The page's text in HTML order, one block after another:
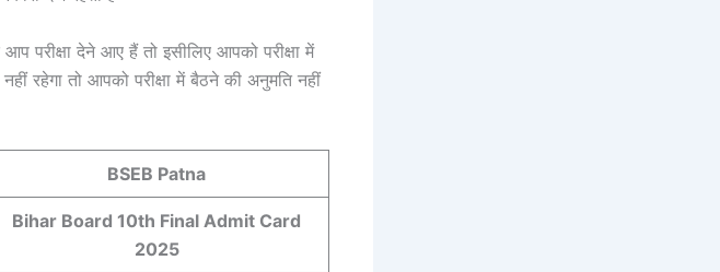
परीक्षा देने आए हैं तो इसीलिए आपको परीक्षा में
रहेगा तो आपको परीक्षा में बैठने की अनुमति नहीं
BSEB Patna
Bihar Board 10th Final Admit Card
2025